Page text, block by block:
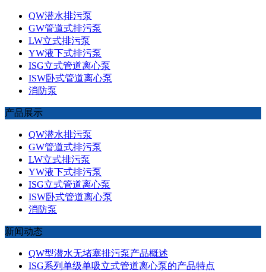
QW潜水排污泵
GW管道式排污泵
LW立式排污泵
YW液下式排污泵
ISG立式管道离心泵
ISW卧式管道离心泵
消防泵
产品展示
QW潜水排污泵
GW管道式排污泵
LW立式排污泵
YW液下式排污泵
ISG立式管道离心泵
ISW卧式管道离心泵
消防泵
新闻动态
QW型潜水无堵塞排污泵产品概述
ISG系列单级单吸立式管道离心泵的产品特点